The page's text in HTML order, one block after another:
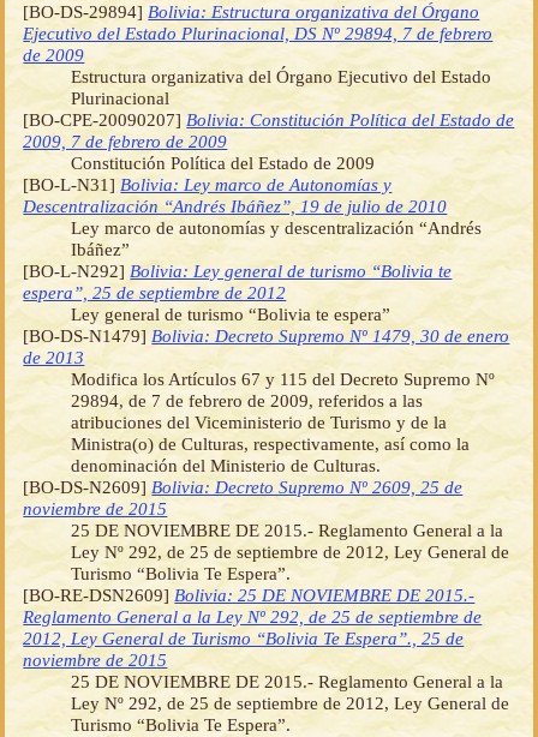
[BO-DS-29894]Bolivia: Estructura organizativa del Órgano
Ejecutivo del Estado Plurinacional, DS Nº 29894, 7 de febrero
de 2009
Estructura organizativa del Órgano Ejecutivo del Estado
Plurinacional
[BO-CPE-20090207]Bolivia: Constitución Política del Estado de
2009, 7 de febrero de 2009
Constitución Política del Estado de 2009
[BO-L-N31]Bolivia: Ley marco de Autonomías y
Descentralización “Andrés Ibáñez”, 19 de julio de 2010
Ley marco de autonomías y descentralización “Andrés
Ibáñez”
[BO-L-N292]Bolivia: Ley general de turismo “Bolivia te
espera”, 25 de septiembre de 2012
Ley general de turismo “Bolivia te espera”
[BO-DS-N1479]Bolivia: Decreto Supremo Nº 1479, 30 de enero
de 2013
Modifica los Artículos 67 y 115 del Decreto Supremo Nº
29894, de 7 de febrero de 2009, referidos a las
atribuciones del Viceministerio de Turismo y de la
Ministra(o) de Culturas, respectivamente, así como la
denominación del Ministerio de Culturas.
[BO-DS-N2609]Bolivia: Decreto Supremo Nº 2609, 25 de
noviembre de 2015
25 DE NOVIEMBRE DE 2015.- Reglamento General a la
Ley Nº 292, de 25 de septiembre de 2012, Ley General de
Turismo “Bolivia Te Espera”.
[BO-RE-DSN2609]Bolivia: 25 DE NOVIEMBRE DE 2015.-
Reglamento General a la Ley Nº 292, de 25 de septiembre de
2012, Ley General de Turismo “Bolivia Te Espera”., 25 de
noviembre de 2015
25 DE NOVIEMBRE DE 2015.- Reglamento General a la
Ley Nº 292, de 25 de septiembre de 2012, Ley General de
Turismo “Bolivia Te Espera”.